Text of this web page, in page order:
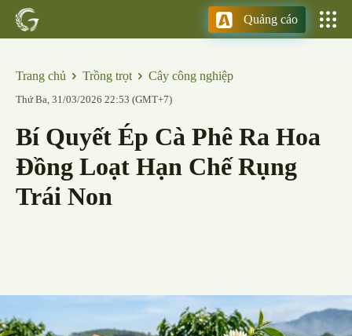
Quảng cáo
Trang chủ Trồng trọt Cây công nghiệp
Thứ Ba, 31/03/2026 22:53 (GMT+7)
Bí Quyết Ép Cà Phê Ra Hoa
Đồng Loạt Hạn Chế Rụng
Trái Non